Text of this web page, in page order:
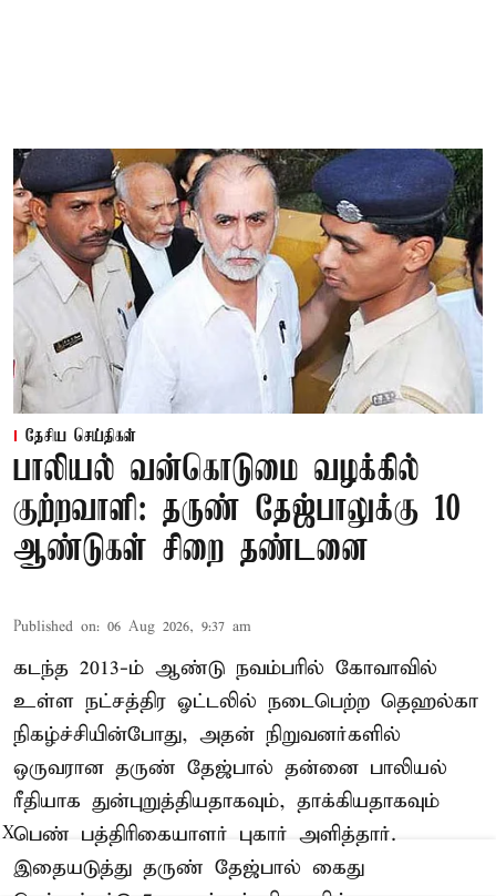
தேசிய செய்திகள்
பாலியல் வன்கொடுமை வழக்கில்
குற்றவாளி: தருண் தேஜ்பாலுக்கு 10
ஆண்டுகள் சிறை தண்டனை
Published on: 06 Aug 2026, 9:37 am
கடந்த 2013-ம் ஆண்டு நவம்பரில் கோவாவில்
உள்ள நட்சத்திர ஓட்டலில் நடைபெற்ற தெஹல்கா
நிகழ்ச்சியின்போது, அதன் நிறுவனர்களில்
ஒருவரான தருண் தேஜ்பால் தன்னை பாலியல்
ரீதியாக துன்புறுத்தியதாகவும், தாக்கியதாகவும்
பெண் பத்திரிகையாளர் புகார் அளித்தார்.
இதையடுத்து தருண் தேஜ்பால் கைது
X